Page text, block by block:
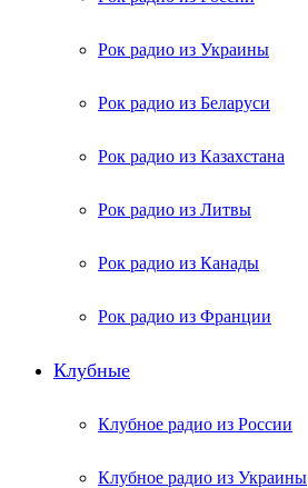
Рок радио из Украины
Рок радио из Беларуси
Рок радио из Казахстана
Рок радио из Литвы
Рок радио из Канады
Рок радио из Франции
Клубные
Клубное радио из России
Клубное радио из Украины